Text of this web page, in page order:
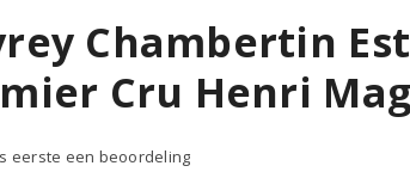
Chambertin
Cru Henri
eerste een beoordeling